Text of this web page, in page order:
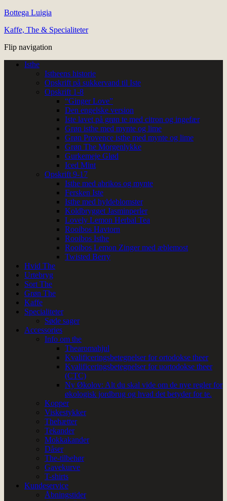
Bottega Luigia
Kaffe, The & Specialiteter
Flip navigation
Isthe
Istheens historie
Opskrift på sukkervand til Iste
Opskrift 1-8
“Ginger Love”
Den engelske version
Iste lavet på grøn te med citron og ingefær
Grøn isthe med mynte og lime
Grøn Provence isthe med mynte og lime
Grøn The Morgenlykke
Gurkemeje Glød
Iced Mint
Opskrift 9-17
Isthe med abrikos og mynte
Fersken Iste
Isthe med hyldeblomster
Koldbrygget Jasminperler
Lovely Lemon Herbal Tea
Rooibos Havtorn
Rooibos Isthe
Rooibos Lemon Zinger med æblemost
Twisted Berry
Hvid The
Urtebryg
Sort The
Grøn The
Kaffe
Specialiteter
Søde sager
Accessories
Info om the
Thearomahjul
Kvalificeringsbetegnelser for ortodokse theer
Kvalificeringsbetegnelser for uortodokse theer
(CTC)
Ny Økolov: Alt du skal vide om de nye regler for
økologisk jordbrug og hvad det betyder for te.
Kopper
Viskestykker
Thehætter
Tekander
Mokkakander
Dåser
The-tilbehør
Gavekurve
T-shirts
Kundeservice
Åbningstider